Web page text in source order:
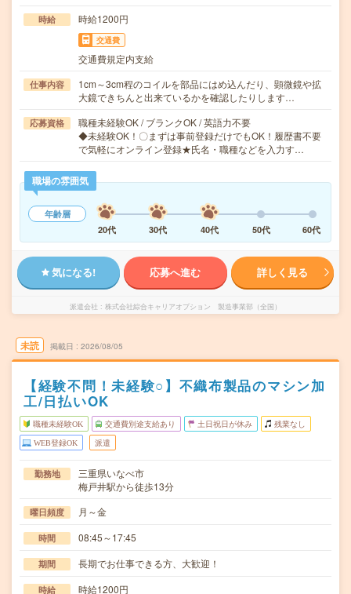
時給 時給1200円
交通費
交通費規定内支給
仕事内容
1cm～3cm程のコイルを部品にはめ込んだり、顕微鏡や拡
大鏡できちんと出来ているかを確認したりします…
応募資格
職種未経験OK / ブランクOK / 英語力不要
◆未経験OK！〇まずは事前登録だけでもOK！履歴書不要
で気軽にオンライン登録★氏名・職種などを入力す…
職場の雰囲気
年齢層
20代
30代 40代 50代 60代
気になる! 応募へ進む 詳しく見る
派遣会社 株式会社綜合キャリアオプション 製造事業部（全国）
未読 掲載日 2026/08/05
【経験不問！未経験○】不織布製品のマシン加
工/日払いOK
職種未経験OK 交通費別途支給あり 土日祝日が休み 残業なし
WEB登録OK 派遣
勤務地
三重県いなべ市
梅戸井駅から徒歩13分
曜日頻度 月～金
時間 08:45～17:45
期間 長期でお仕事できる方、大歓迎！
時給 時給1200円